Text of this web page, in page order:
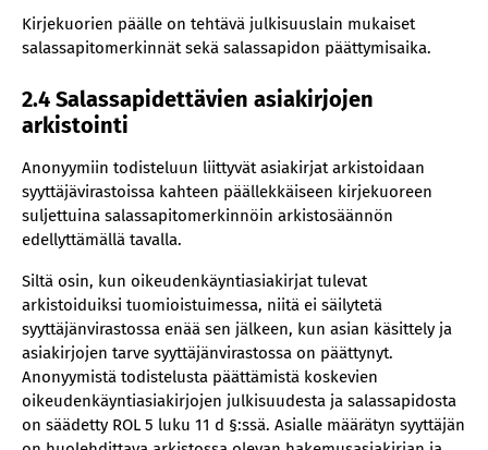
Kirjekuorien päälle on tehtävä julkisuuslain mukaiset
salassapitomerkinnät sekä salassapidon päättymisaika.
2.4 Salassapidettävien asiakirjojen
arkistointi
Anonyymiin todisteluun liittyvät asiakirjat arkistoidaan
syyttäjävirastoissa kahteen päällekkäiseen kirjekuoreen
suljettuina salassapitomerkinnöin arkistosäännön
edellyttämällä tavalla.
Siltä osin, kun oikeudenkäyntiasiakirjat tulevat
arkistoiduiksi tuomioistuimessa, niitä ei säilytetä
syyttäjänvirastossa enää sen jälkeen, kun asian käsittely ja
asiakirjojen tarve syyttäjänvirastossa on päättynyt.
Anonyymistä todistelusta päättämistä koskevien
oikeudenkäyntiasiakirjojen julkisuudesta ja salassapidosta
on säädetty ROL 5 luku 11 d §:ssä. Asialle määrätyn syyttäjän